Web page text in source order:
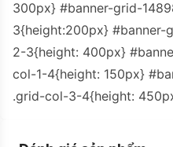
300px} #banner-grid-
3{height:200px}
2-3{height: 400px}
col-1-4{height: 150px}
.grid-col-3-4{height: